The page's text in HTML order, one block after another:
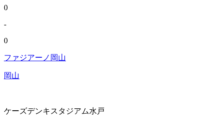
0
-
0
ファジアーノ岡山
岡山
ケーズデンキスタジアム水戸